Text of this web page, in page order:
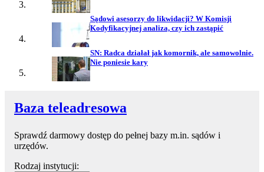
Sądowi asesorzy do likwidacji? W Komisji
Kodyfikacyjnej analiza, czy ich zastąpić
SN: Radca działał jak komornik, ale samowolnie.
Nie poniesie kary
Baza teleadresowa
Sprawdź darmowy dostęp do pełnej bazy m.in. sądów i
urzędów.
Rodzaj instytucji: